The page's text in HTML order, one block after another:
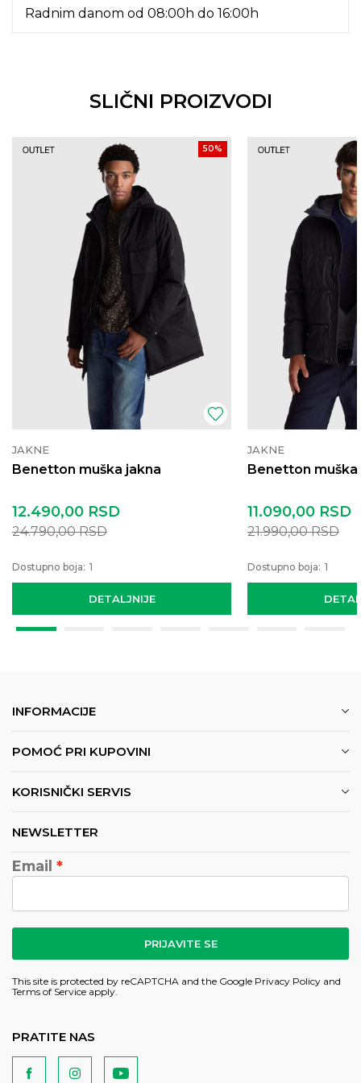
Radnim danom od 08:00h do 16:00h
SLIČNI PROIZVODI
50%
JAKNE
Benetton muška jakna
DETALJNIJE
12.490,00 RSD
24.790,00RSD
Dostupno boja: 1
JAKNE
Benetton muška
11.090,00 RSD
21.990,00RSD
Dostupno boja: 1
INFORMACIJE
POMOĆ PRI KUPOVINI
KORISNIČKI SERVIS
NEWSLETTER
Email
PRIJAVITE SE
This site is protected by reCAPTCHA and the Google Privacy Policy and
Terms of Service apply.
PRATITE NAS